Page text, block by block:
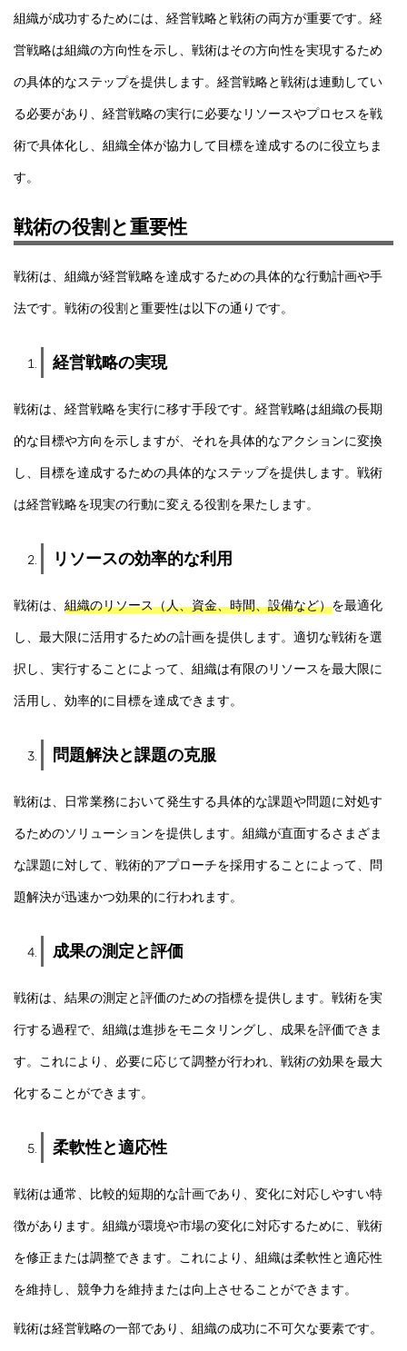
組織が成功するためには、経営戦略と戦術の両方が重要です。経
営戦略は組織の方向性を示し、戦術はその方向性を実現するため
の具体的なステップを提供します。経営戦略と戦術は連動してい
る必要があり、経営戦略の実行に必要なリソースやプロセスを戦
術で具体化し、組織全体が協力して目標を達成するのに役立ちま
す。
戦術の役割と重要性
戦術は、組織が経営戦略を達成するための具体的な行動計画や手
法です。戦術の役割と重要性は以下の通りです。
経営戦略の実現
戦術は、経営戦略を実行に移す手段です。経営戦略は組織の長期
的な目標や方向を示しますが、それを具体的なアクションに変換
し、目標を達成するための具体的なステップを提供します。戦術
は経営戦略を現実の行動に変える役割を果たします。
リソースの効率的な利用
戦術は、 組織のリソース（人、資金、時間、設備など）を最適化
し、最大限に活用するための計画を提供します。適切な戦術を選
択し、実行することによって、組織は有限のリソースを最大限に
活用し、効率的に目標を達成できます。
問題解決と課題の克服
戦術は、日常業務において発生する具体的な課題や問題に対処す
るためのソリューションを提供します。組織が直面するさまざま
な課題に対して、戦術的アプローチを採用することによって、問
題解決が迅速かつ効果的に行われます。
成果の測定と評価
戦術は、結果の測定と評価のための指標を提供します。戦術を実
行する過程で、組織は進捗をモニタリングし、成果を評価できま
す。これにより、必要に応じて調整が行われ、戦術の効果を最大
化することができます。
柔軟性と適応性
戦術は通常、比較的短期的な計画であり、変化に対応しやすい特
徴があります。組織が環境や市場の変化に対応するために、戦術
を修正または調整できます。これにより、組織は柔軟性と適応性
を維持し、競争力を維持または向上させることができます。
戦術は経営戦略の一部であり、組織の成功に不可欠な要素です。